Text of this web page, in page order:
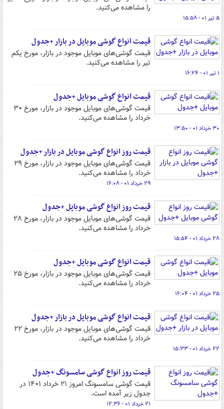
را مشاهده می‌کنید.
۵ تیر ۰۱ - ۱۵:۵۸
قیمت انواع گوشی موبایل در بازار +جدول
قیمت گوشی‌های موبایل موجود در بازار، مورخ یکم
تیر را مشاهده می‌کنید.
۱ تیر ۰۱ - ۱۶:۲۴
قیمت انواع گوشی موبایل +جدول
قیمت گوشی‌های موبایل موجود در بازار، مورخ ۳۰
خرداد را مشاهده می‌کنید.
۳۰ خرداد ۰۱ - ۱۳:۵۰
قیمت روز انواع گوشی موبایل در بازار +جدول
قیمت گوشی‌های موبایل موجود در بازار، مورخ ۲۹
خرداد را مشاهده می‌کنید.
۲۹ خرداد ۰۱ - ۱۶:۰۸
قیمت روز انواع گوشی موبایل +جدول
قیمت گوشی‌های موبایل موجود در بازار، مورخ ۲۸
خرداد را مشاهده می‌کنید.
۲۸ خرداد ۰۱ - ۱۵:۵۴
قیمت انواع گوشی موبایل +جدول
قیمت گوشی‌های موبایل موجود در بازار، مورخ ۲۵
خرداد را مشاهده می‌کنید.
۲۵ خرداد ۰۱ - ۱۶:۰۴
قیمت انواع گوشی موبایل در بازار +جدول
قیمت گوشی‌های موبایل موجود در بازار، مورخ ۲۲
خرداد را مشاهده می‌کنید.
۲۲ خرداد ۰۱ - ۱۵:۳۳
قیمت روز انواع گوشی سامسونگ +جدول
قیمت گوشی سامسونگ امروز ۲۱ خرداد ۱۴۰۱ در
جدول زیر آمده است.
۲۱ خرداد ۰۱ - ۱۲:۳۶